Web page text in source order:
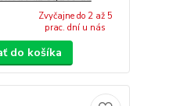
Zvyčajne do 2 až 5
prac. dní u nás
do košíka